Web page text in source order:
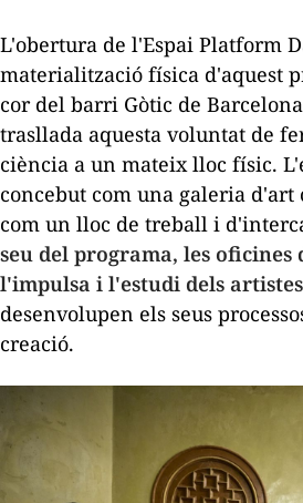
L'obertura de l'Espai Platform
materialització física d'aquest
cor del barri Gòtic de
trasllada aquesta voluntat de
ciència a un mateix lloc físic.
concebut com una galeria
com un lloc de treball i
seu del programa, les oficines
l'impulsa i l'estudi dels
desenvolupen els seus
creació.